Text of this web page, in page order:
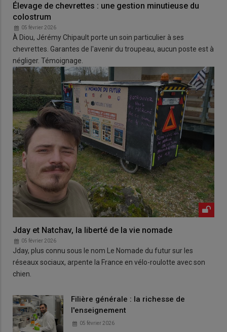
Élevage de chevrettes : une gestion minutieuse du
colostrum
05 février 2026
À Diou, Jérémy Chipault porte un soin particulier à ses
chevrettes. Garantes de l'avenir du troupeau, aucun poste est à
négliger. Témoignage.
Jday et Natchav, la liberté de la vie nomade
05 février 2026
Jday, plus connu sous le nom Le Nomade du futur sur les
réseaux sociaux, arpente la France en vélo-roulotte avec son
chien.
Filière générale : la richesse de
l'enseignement
05 février 2026